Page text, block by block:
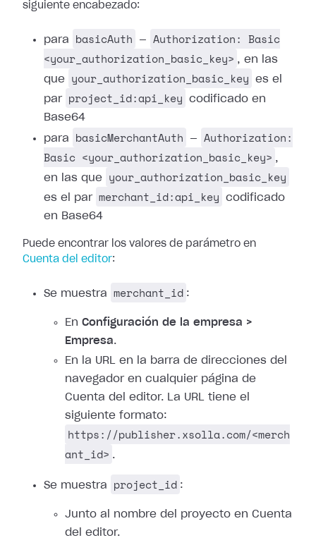
siguiente encabezado:
para basicAuth —
Authorization: Basic
<your_authorization_basic_key> , en las
que
your_authorization_basic_key
es el
par project_id:api_key
codificado en
Base64
para
basicMerchantAuth —
Authorization:
Basic <your_authorization_basic_key> ,
en las que
your_authorization_basic_key
es el par merchant_id:api_key
codificado
en Base64
Puede encontrar los valores de parámetro en
Cuenta del editor:
Se muestra merchant_id :
En Configuración de la empresa >
Empresa.
En la URL en la barra de direcciones del
navegador en cualquier página de
Cuenta del editor. La URL tiene el
siguiente formato:
https://publisher.xsolla.com/<merch
ant_id> .
Se muestra project_id :
Junto al nombre del proyecto en Cuenta
del editor.